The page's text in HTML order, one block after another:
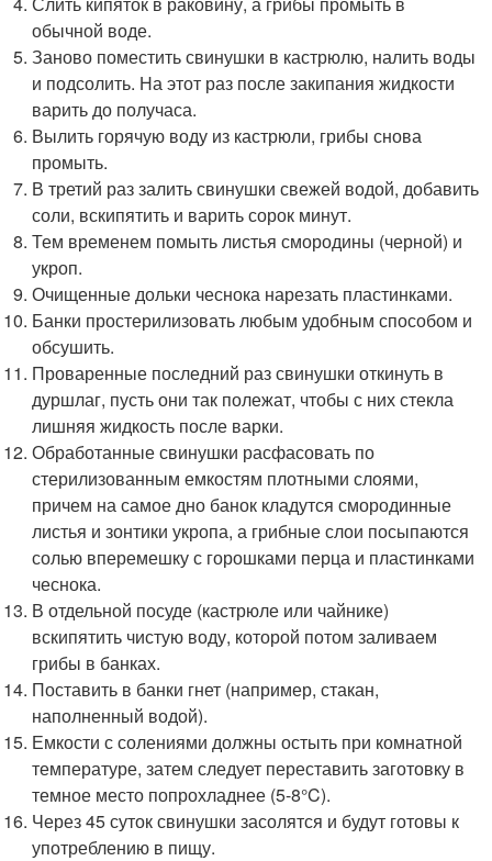
обычной воде.
Заново поместить свинушки в кастрюлю, налить воды
и подсолить. На этот раз после закипания жидкости
варить до получаса.
Вылить горячую воду из кастрюли, грибы снова
промыть.
В третий раз залить свинушки свежей водой, добавить
соли, вскипятить и варить сорок минут.
Тем временем помыть листья смородины (черной) и
укроп.
Очищенные дольки чеснока нарезать пластинками.
Банки простерилизовать любым удобным способом и
обсушить.
Проваренные последний раз свинушки откинуть в
дуршлаг, пусть они так полежат, чтобы с них стекла
лишняя жидкость после варки.
Обработанные свинушки расфасовать по
стерилизованным емкостям плотными слоями,
причем на самое дно банок кладутся смородинные
листья и зонтики укропа, а грибные слои посыпаются
солью вперемешку с горошками перца и пластинками
чеснока.
В отдельной посуде (кастрюле или чайнике)
вскипятить чистую воду, которой потом заливаем
грибы в банках.
Поставить в банки гнет (например, стакан,
наполненный водой).
Емкости с солениями должны остыть при комнатной
температуре, затем следует переставить заготовку в
темное место попрохладнее (5-8°C).
Через 45 суток свинушки засолятся и будут готовы к
употреблению в пищу.